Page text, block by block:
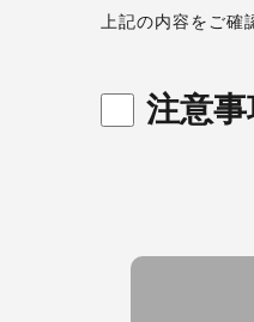
ント（以
当社は
その他
お客様
約はそ
上記の内容をご
注意